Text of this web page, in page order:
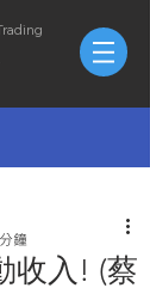
收入! (蔡
鐘